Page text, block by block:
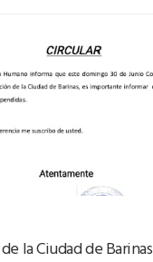
la Ciudad de Barinas